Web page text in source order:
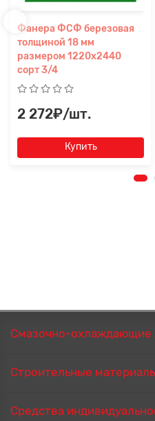
Фанера ФСФ березовая
толщиной 18 мм
размером 1220х2440
сорт 3/4
2 272₽/шт.
Купить
Смазочно-
Строительные
Средства